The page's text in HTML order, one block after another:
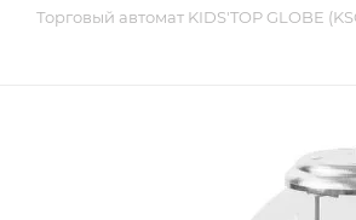
Торговый автомат KIDS'TOP GLOBE